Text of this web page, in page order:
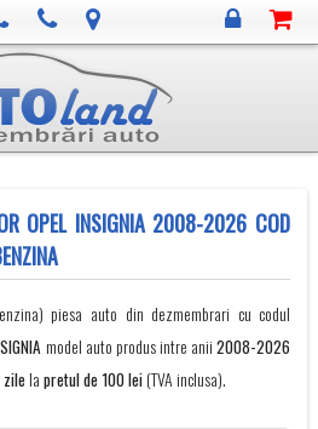
OPEL INSIGNIA 2008-2026 COD
piesa auto din dezmembrari cu codul
model auto produs intre anii2008-2026
la pretul de 100 lei(TVA inclusa).